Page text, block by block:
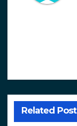
Related Post